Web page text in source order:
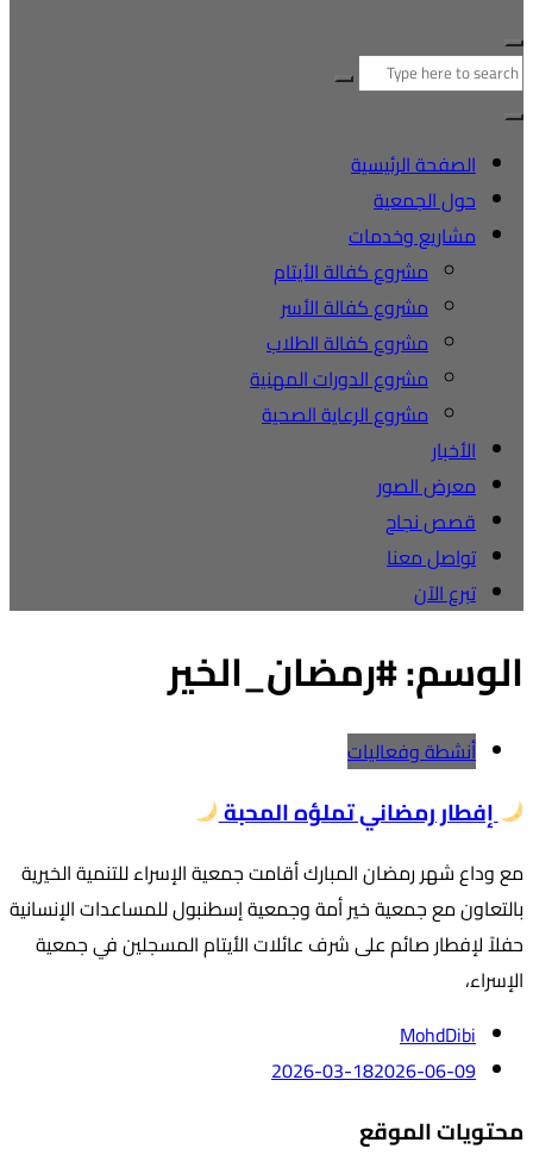
البحث
عن:
الصفحة الرئيسية
حول الجمعية
مشاريع وخدمات
مشروع كفالة الأيتام
مشروع كفالة الأسر
مشروع كفالة الطلاب
مشروع الدورات المهنية
مشروع الرعاية الصحية
الأخبار
معرض الصور
قصص نجاح
تواصل معنا
تبرع الآن
الوسم:#رمضان_الخير
أنشطة وفعاليات
إفطار رمضاني تملؤه المحبة
مع وداع شهر رمضان المبارك أقامت جمعية الإسراء للتنمية الخيرية
بالتعاون مع جمعية خير أمة وجمعية إسطنبول للمساعدات الإنسانية
حفلاً لإفطار صائم على شرف عائلات الأيتام المسجلين في جمعية
الإسراء،
MohdDibi
2026-03-182026-06-09
محتويات الموقع